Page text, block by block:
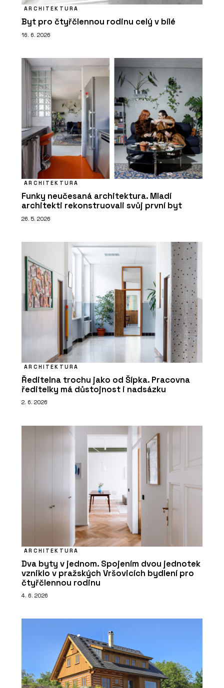
ARCHITEKTURA
Byt pro čtyřčlennou rodinu celý v bílé
16. 6. 2026
ARCHITEKTURA
Funky neučesaná architektura. Mladí
architekti rekonstruovali svůj první byt
26. 5. 2026
ARCHITEKTURA
Ředitelna trochu jako od Šípka. Pracovna
ředitelky má důstojnost i nadsázku
2. 6. 2026
ARCHITEKTURA
Dva byty v jednom. Spojením dvou jednotek
vzniklo v pražských Vršovicích bydlení pro
čtyřčlennou rodinu
4. 6. 2026